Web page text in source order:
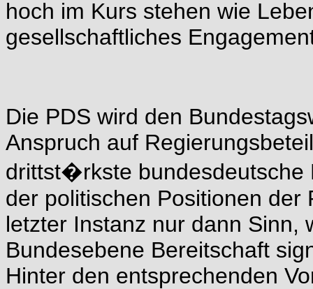
hoch im Kurs stehen wie
gesellschaftliches
Die PDS wird den
Anspruch auf
drittst�rkste bundesdeutsche
der politischen Positionen
letzter Instanz nur dann Sinn,
Bundesebene Bereitschaft
Hinter den entsprechenden